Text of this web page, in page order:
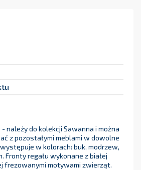
- należy do kolekcji Sawanna i można
z pozostałymi meblami w dowolne
w kolorach: buk, modrzew,
Fronty regału wykonane z białej
frezowanymi motywami zwierząt.